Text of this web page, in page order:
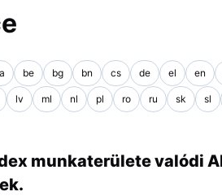
be bg bn cs de el en
lv ml nl pl ro ru sk sl
munkaterülete valódi